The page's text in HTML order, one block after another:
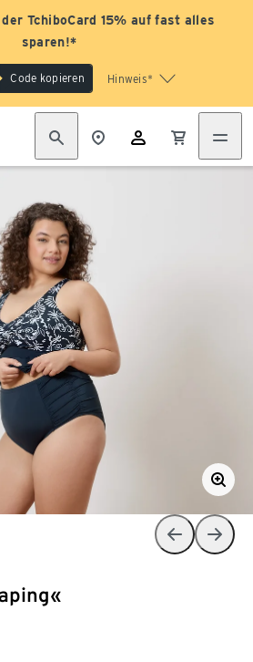
TchiboCard 15% auf fast alles
sparen!*
Code kopieren Hinweis*